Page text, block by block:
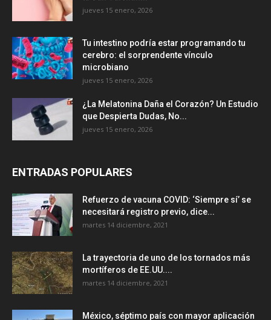
jueves 15 enero, 2026
Tu intestino podría estar programando tu
cerebro: el sorprendente vínculo
microbiano
jueves 15 enero, 2026
¿La Melatonina Daña el Corazón? Un Estudio
que Despierta Dudas, No...
jueves 15 enero, 2026
ENTRADAS POPULARES
Refuerzo de vacuna COVID: ‘Siempre sí’ se
necesitará registro previo, dice...
martes 14 diciembre, 2021
La trayectoria de uno de los tornados más
mortíferos de EE.UU....
martes 14 diciembre, 2021
México, séptimo país con mayor aplicación